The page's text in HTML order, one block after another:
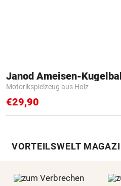
Janod Ameisen-
Motorikspielzeug aus Holz
€29,90
VORTEILSWELT